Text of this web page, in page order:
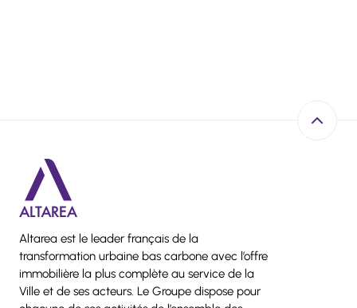
Altarea est le leader français de la
transformation urbaine bas carbone avec l’offre
immobilière la plus complète au service de la
Ville et de ses acteurs. Le Groupe dispose pour
Retour